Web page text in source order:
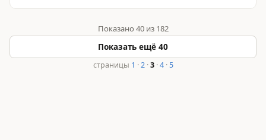
Показано 40 из 182
Показать ещё 40
страницы 1 ·2 ·3 ·4 ·5